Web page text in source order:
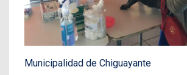
Municipalidad de Chiguayante